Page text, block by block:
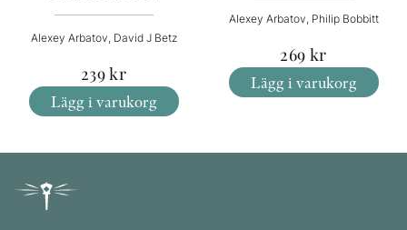
Alexey Arbatov, David J Betz
239kr
Lägg i varukorg
Alexey Arbatov, Philip Bobbitt
269 kr
Lägg i varukorg